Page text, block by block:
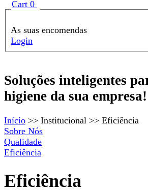
Show
Cart 0
As suas encomendas
Login
Borman
Soluções inteligentes
higiene da sua empresa!
Início >> Institucional >> Eficiência
Sobre Nós
Qualidade
Eficiência
Eficiência